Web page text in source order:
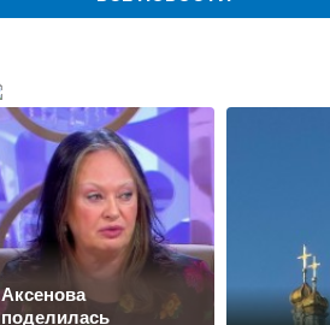
Аксенова
поделилась